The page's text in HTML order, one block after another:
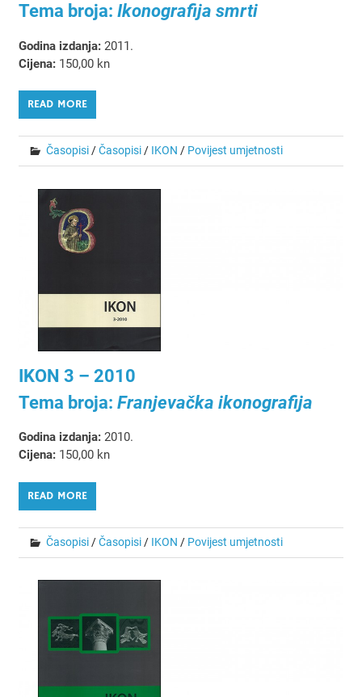
Tema broja: Ikonografija smrti
Godina izdanja:2011.
Cijena:150,00 kn
READ MORE
Časopisi/Časopisi/ IKON / Povijest umjetnosti
IKON 3 – 2010
Tema broja: Franjevačka ikonografija
Godina izdanja:2010.
Cijena:150,00 kn
READ MORE
Časopisi/Časopisi/ IKON / Povijest umjetnosti